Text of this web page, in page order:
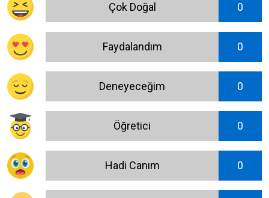
Çok Doğal 0
Faydalandım 0
Deneyeceğim 0
Öğretici 0
Hadi Canım 0